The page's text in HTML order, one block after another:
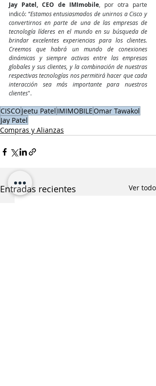
Jay Patel, CEO de IMImobile , por otra parte
indicó: “Estamos entusiasmados de unirnos a Cisco y
convertirnos en parte de una de las empresas de
tecnología líderes en el mundo en su búsqueda de
brindar excelentes experiencias para los clientes.
Creemos que habrá un mundo de conexiones
dinámicas y siempre activas entre las empresas
globales y sus clientes, y la combinación de nuestras
respectivas tecnologías nos permitirá hacer que cada
interacción sea más importante para nuestros
clientes".
CISCO Jeetu Patel IMIMOBILEOmar Tawakol
Jay Patel
Compras y Alianzas
Entradas recientes Ver todo